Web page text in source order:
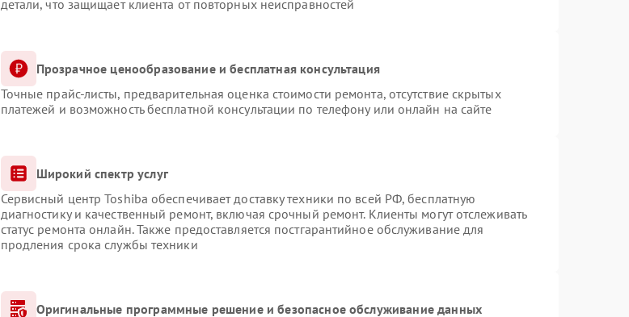
детали, что защищает клиента от повторных неисправностей
Прозрачное ценообразование и бесплатная консультация
Точные прайс-листы, предварительная оценка стоимости ремонта, отсутствие скрытых
платежей и возможность бесплатной консультации по телефону или онлайн на сайте
Широкий спектр услуг
Сервисный центр Toshiba обеспечивает доставку техники по всей РФ, бесплатную
диагностику и качественный ремонт, включая срочный ремонт. Клиенты могут отслеживать
статус ремонта онлайн. Также предоставляется постгарантийное обслуживание для
продления срока службы техники
Оригинальные программные решение и безопасное обслуживание данных